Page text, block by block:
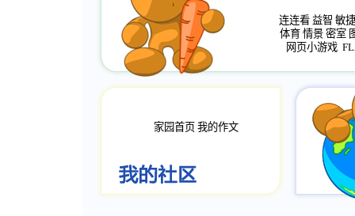
连连看 益智 敏捷
体育 情景 密室
网页小游戏
家园首页 我的作文